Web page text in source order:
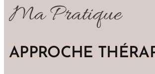
Ma Pratique
APPROCHE